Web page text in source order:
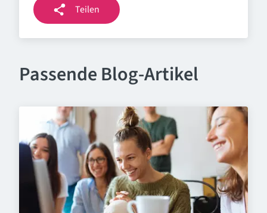
Teilen
Passende Blog-Artikel